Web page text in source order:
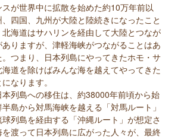
が世界中に拡散を始めた約10万年前以
四国、九州が大陸と陸続きになったこと
海道はサハリンを経由して大陸とつなが
りますが、津軽海峡がつながることはあ
。つまり、日本列島にやってきたホモ・サ
道を除けばみんな海を越えてやってきた
なります。
本列島への移住は、約38000年前頃から始
島から対馬海峡を越える「対馬ルート」
列島を経由する「沖縄ルート」が想定さ
渡って日本列島に広がった人々が、最終